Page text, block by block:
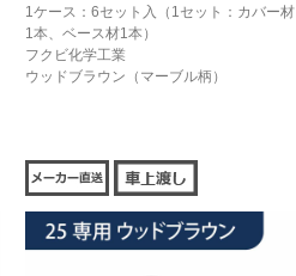
1ケース：6セット入（1セット：カバー材
1本、ベース材1本）
フクビ化学工業
ウッドブラウン（マーブル柄）